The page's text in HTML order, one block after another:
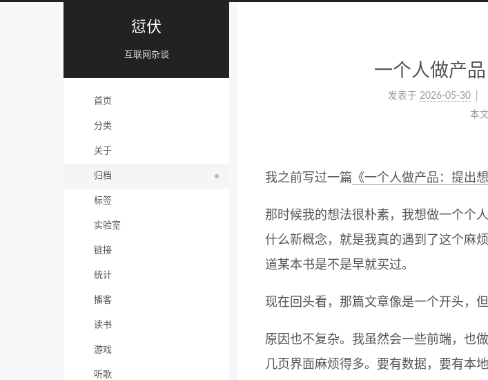
愆伏
互联网杂谈
首页
分类
关于
归档
标签
实验室
链接
统计
播客
读书
游戏
听歌
一个人做产
发表于 2026-05-30
本
我之前写过一篇 《一个人做产品：提出想
那时候我的想法很朴素，我想做一个个
什么新概念，就是我真的遇到了这个麻
道某本书是不是早就买过。
现在回头看，那篇文章像是一个开头，
原因也不复杂。我虽然会一些前端，也
几页界面麻烦得多。要有数据，要有本